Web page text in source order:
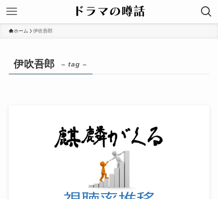
ホーム 伊吹吾郎
伊吹吾郎 – tag –